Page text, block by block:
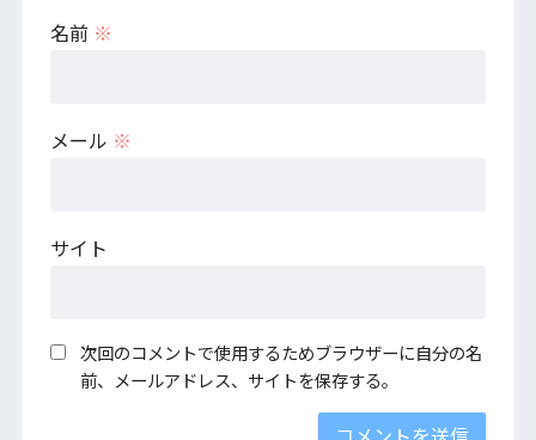
名前 ※
メール ※
サイト
次回のコメントで使用するためブラウザーに自分の名
前、メールアドレス、サイトを保存する。